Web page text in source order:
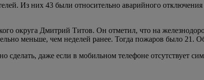
Из них 43 были относительно аварийного
округа Дмитрий Титов. Он отметил, что на
меньше, чем неделей ранее. Тогда пожаров было 21.
даже если в мобильном телефоне отсутствует сим